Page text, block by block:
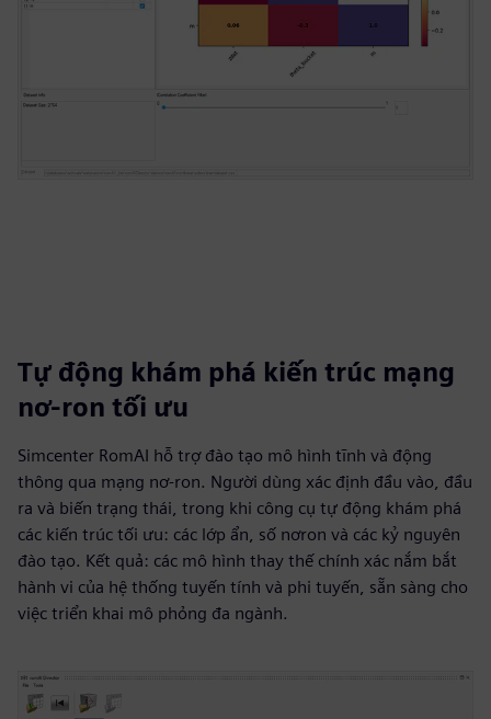
Tự động khám phá kiến trúc mạng
nơ-ron tối ưu
Simcenter RomAI hỗ trợ đào tạo mô hình tĩnh và động
thông qua mạng nơ-ron. Người dùng xác định đầu vào, đầu
ra và biến trạng thái, trong khi công cụ tự động khám phá
các kiến trúc tối ưu: các lớp ẩn, số nơron và các kỷ nguyên
đào tạo. Kết quả: các mô hình thay thế chính xác nắm bắt
hành vi của hệ thống tuyến tính và phi tuyến, sẵn sàng cho
việc triển khai mô phỏng đa ngành.